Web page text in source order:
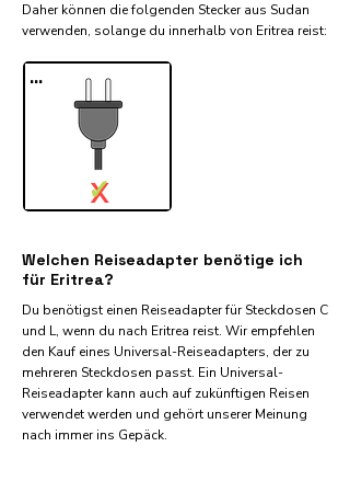
Daher können die folgenden Stecker aus Sudan
verwenden, solange du innerhalb von Eritrea reist:​
...
X
✓
Welchen Reiseadapter benötige ich
für Eritrea?
Du benötigst einen Reiseadapter für Steckdosen C
und L, wenn du nach Eritrea reist. Wir empfehlen
den Kauf eines Universal-Reiseadapters, der zu
mehreren Steckdosen passt. Ein Universal-
Reiseadapter kann auch auf zukünftigen Reisen
verwendet werden und gehört unserer Meinung
nach immer ins Gepäck.